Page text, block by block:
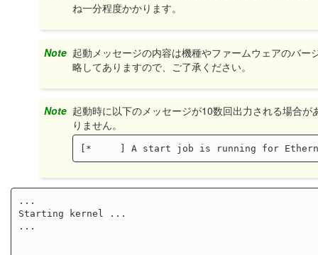
ね一分程度かかります。
Note 起動メッセージの内容は機種やファームウェアのバ
略してありますので、ご了承ください。
Note 起動時に以下のメッセージが10数回出力される場合
りません。
...
Starting kernel ...
...